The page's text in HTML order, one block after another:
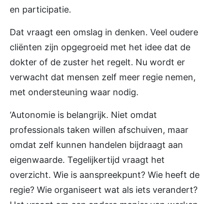
en participatie.
Dat vraagt een omslag in denken. Veel oudere
cliënten zijn opgegroeid met het idee dat de
dokter of de zuster het regelt. Nu wordt er
verwacht dat mensen zelf meer regie nemen,
met ondersteuning waar nodig.
‘Autonomie is belangrijk. Niet omdat
professionals taken willen afschuiven, maar
omdat zelf kunnen handelen bijdraagt aan
eigenwaarde. Tegelijkertijd vraagt het
overzicht. Wie is aanspreekpunt? Wie heeft de
regie? Wie organiseert wat als iets verandert?